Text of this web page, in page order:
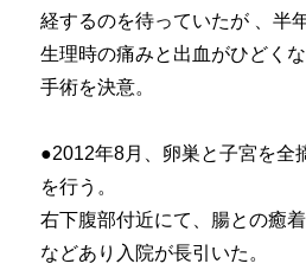
経するのを待っていたが 、半
生理時の痛みと出血がひどく
手術を決意。
●2012年8月、卵巣と子宮を全
を行う。
右下腹部付近にて、腸との癒
などあり入院が長引いた。